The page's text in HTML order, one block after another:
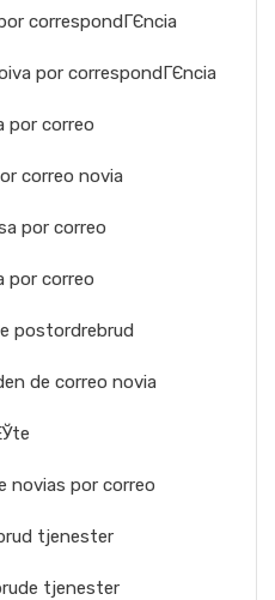
correspondГЄncia
por correspondГЄncia
por correo
correo novia
por correo
por correo
postordrebrud
de correo novia
novias por correo
tjenester
tjenester